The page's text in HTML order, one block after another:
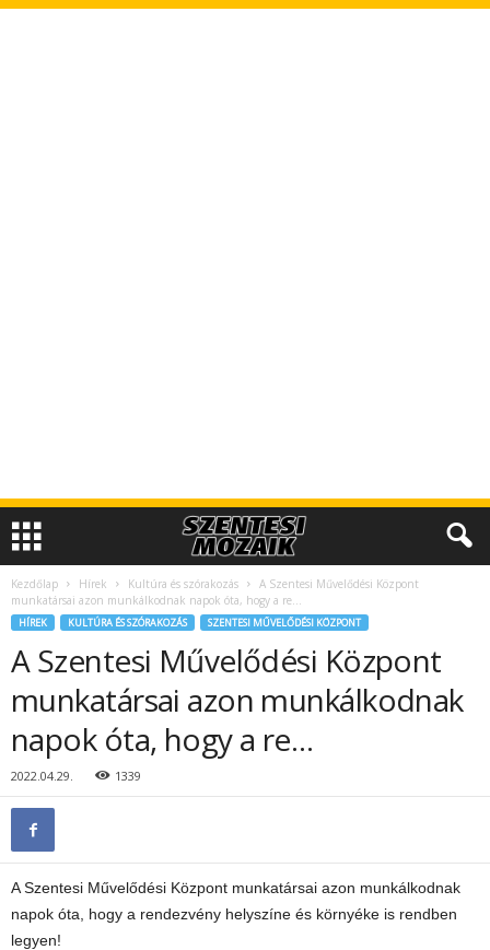
Kezdőlap Hírek Kultúra és szórakozás
A Szentesi Művelődési Központ
munkatársai azon munkálkodnak napok óta, hogy a re…
HÍREK KULTÚRA ÉS SZÓRAKOZÁS SZENTESI MŰVELŐDÉSI KÖZPONT
A Szentesi Művelődési Központ
munkatársai azon munkálkodnak
napok óta, hogy a re…
2022.04.29. 1339
A Szentesi Művelődési Központ munkatársai azon munkálkodnak
napok óta, hogy a rendezvény helyszíne és környéke is rendben
legyen!